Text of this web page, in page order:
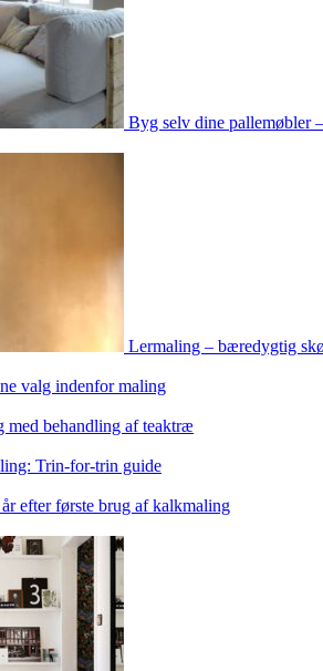
Byg selv dine pallemøbler
Lermaling – bæredygtig
valg indenfor maling
med behandling af teaktræ
Trin-for-trin guide
efter første brug af kalkmaling